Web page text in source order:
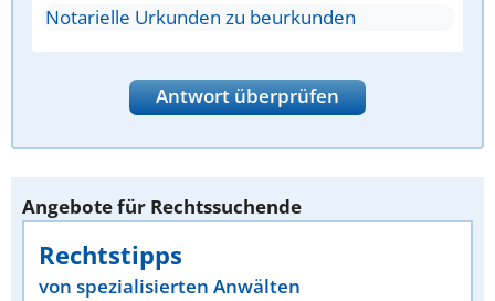
Notarielle Urkunden zu beurkunden
Antwort überprüfen
Angebote für Rechtssuchende
Rechtstipps
von spezialisierten Anwälten